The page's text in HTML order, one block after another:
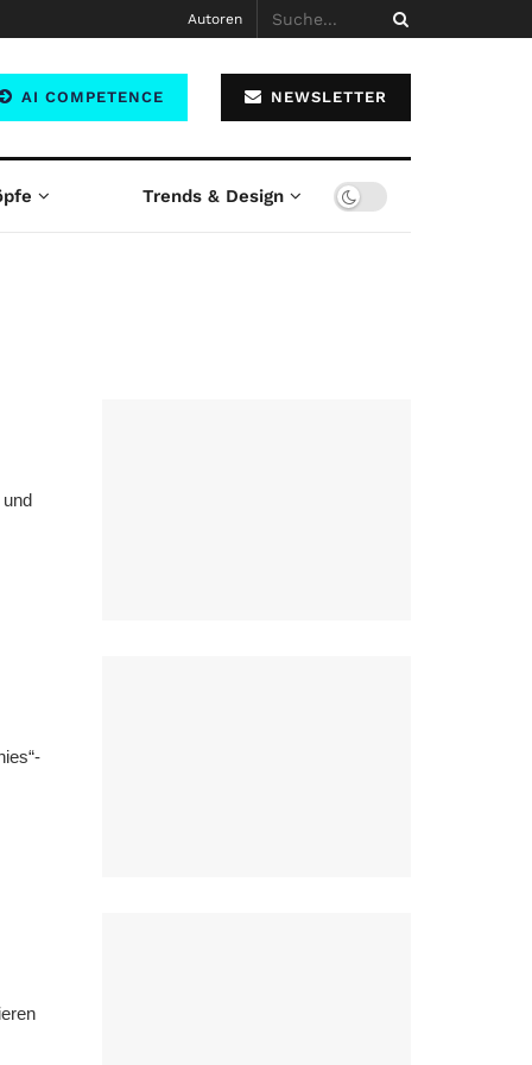
Autoren
AI COMPETENCE NEWSLETTER
Trends & Design